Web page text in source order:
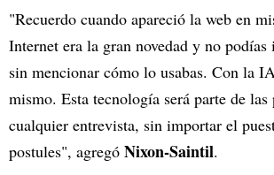
"Recuerdo cuando apareció la web en
Internet era la gran novedad y no
sin mencionar cómo lo usabas. Con la
mismo. Esta tecnología será parte de las
cualquier entrevista, sin importar el
postules", agregó Nixon-Saintil.